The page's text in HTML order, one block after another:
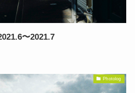
〜2021.7
Photolog